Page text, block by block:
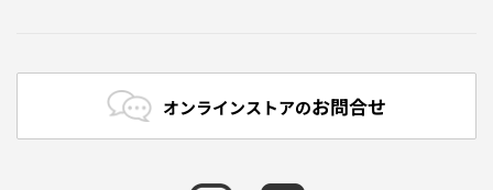
オンラインストアのお問合せ